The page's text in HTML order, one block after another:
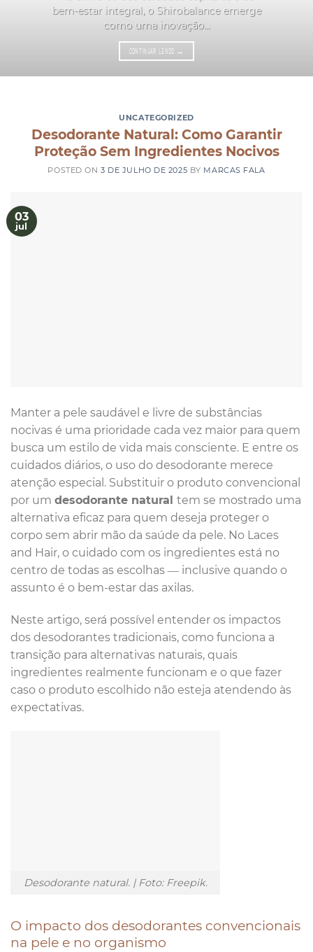
bem-estar integral, o Shirobalance emerge
como uma inovação...
CONTINUAR LENDO →
UNCATEGORIZED
Desodorante Natural: Como Garantir
Proteção Sem Ingredientes Nocivos
POSTED ON3 DE JULHO DE 2025 BY MARCAS FALA
03
jul
Manter a pele saudável e livre de substâncias
nocivas é uma prioridade cada vez maior para quem
busca um estilo de vida mais consciente. E entre os
cuidados diários, o uso do desodorante merece
atenção especial. Substituir o produto convencional
por um desodorante natural tem se mostrado uma
alternativa eficaz para quem deseja proteger o
corpo sem abrir mão da saúde da pele. No Laces
and Hair, o cuidado com os ingredientes está no
centro de todas as escolhas — inclusive quando o
assunto é o bem-estar das axilas.
Neste artigo, será possível entender os impactos
dos desodorantes tradicionais, como funciona a
transição para alternativas naturais, quais
ingredientes realmente funcionam e o que fazer
caso o produto escolhido não esteja atendendo às
expectativas.
Desodorante natural. | Foto: Freepik.
O impacto dos desodorantes convencionais
na pele e no organismo